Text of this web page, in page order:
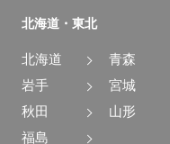
北海道・東北
北海道
青森
岩手
宮城
秋田
山形
福島